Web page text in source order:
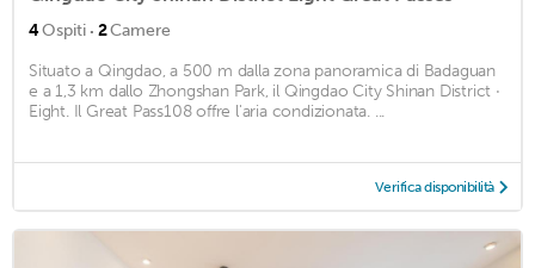
4Ospiti · 2Camere
Situato a Qingdao, a 500 m dalla zona panoramica di Badaguan
e a 1,3 km dallo Zhongshan Park, il Qingdao City Shinan District ·
Eight. Il Great Pass108 offre l'aria condizionata. ...
Verifica disponibilità